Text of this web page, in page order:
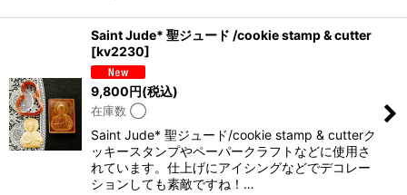
Saint Jude* 聖ジュード /cookie stamp & cutter
[kv2230]
9,800円(税込)
在庫数 ◯
Saint Jude* 聖ジュード/cookie stamp & cutterク
ッキースタンプやペーパークラフトなどに使用さ
れています。仕上げにアイシングなどでデコレー
ションしても素敵ですね！…